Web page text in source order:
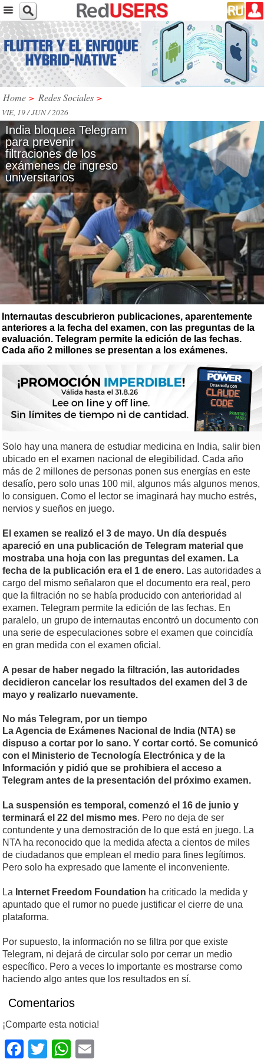
Home > Redes Sociales >
VIE, 19 / JUN / 2026
India bloquea Telegram
para prevenir
filtraciones de los
exámenes de ingreso
universitarios
Internautas descubrieron publicaciones, aparentemente
anteriores a la fecha del examen, con las preguntas de la
evaluación. Telegram permite la edición de las fechas.
Cada año 2 millones se presentan a los exámenes.
Solo hay una manera de estudiar medicina en India, salir bien
ubicado en el examen nacional de elegibilidad. Cada año
más de 2 millones de personas ponen sus energías en este
desafío, pero solo unas 100 mil, algunos más algunos menos,
lo consiguen. Como el lector se imaginará hay mucho estrés,
nervios y sueños en juego.
El examen se realizó el 3 de mayo. Un día después
apareció en una publicación de Telegram material que
mostraba una hoja con las preguntas del examen. La
fecha de la publicación era el 1 de enero. Las autoridades a
cargo del mismo señalaron que el documento era real, pero
que la filtración no se había producido con anterioridad al
examen. Telegram permite la edición de las fechas. En
paralelo, un grupo de internautas encontró un documento con
una serie de especulaciones sobre el examen que coincidía
en gran medida con el examen oficial.
A pesar de haber negado la filtración, las autoridades
decidieron cancelar los resultados del examen del 3 de
mayo y realizarlo nuevamente.
No más Telegram, por un tiempo
La Agencia de Exámenes Nacional de India (NTA) se
dispuso a cortar por lo sano. Y cortar cortó. Se comunicó
con el Ministerio de Tecnología Electrónica y de la
Información y pidió que se prohibiera el acceso a
Telegram antes de la presentación del próximo examen.
La suspensión es temporal, comenzó el 16 de junio y
terminará el 22 del mismo mes. Pero no deja de ser
contundente y una demostración de lo que está en juego. La
NTA ha reconocido que la medida afecta a cientos de miles
de ciudadanos que emplean el medio para fines legítimos.
Pero solo ha expresado que lamente el inconveniente.
La Internet Freedom Foundation ha criticado la medida y
apuntado que el rumor no puede justificar el cierre de una
plataforma.
Por supuesto, la información no se filtra por que existe
Telegram, ni dejará de circular solo por cerrar un medio
específico. Pero a veces lo importante es mostrarse como
haciendo algo antes que los resultados en sí.
Comentarios
¡Comparte esta noticia!
Facebook
TwitterWhatsApp